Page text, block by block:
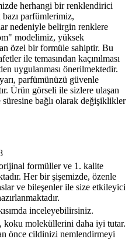
herhangi bir renklendirici
bazı parfümlerimiz,
nedeniyle belirgin renklere
modelimiz, yüksek
özel bir formüle sahiptir. Bu
ile temasından kaçınılması
uygulanması önerilmektedir.
parfümünüzü güvenle
Ürün görseli ile sizlere ulaşan
bağlı olarak değişiklikler
formüller ve 1. kalite
Her bir şişemizde, özenle
ve bileşenler ile size etkileyici
inceleyebilirsiniz.
moleküllerini daha iyi tutar.
önce cildinizi nemlendirmeyi